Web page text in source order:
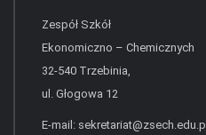
Zespół Szkół
Ekonomiczno – Chemicznych
32-540 Trzebinia,
ul. Głogowa 12
E-mail: sekretariat@zsech.edu.pl